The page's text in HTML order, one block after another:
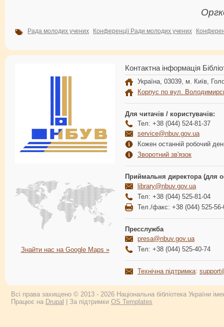
Рада молодих учених Конференції Ради молодих учених
Знайти нас на Google Maps »
Контактна інформація
Україна, 03039, м. Київ,
Корпус по вул.
Для читачів / користувачів:
Тел: +38 (044) 524-81-37
service@nbuv.gov.ua
Кожен останній робочий
Зворотний зв'язок
Приймальня директора (для
library@nbuv.gov.ua
Тел: +38 (044) 525-81-04
Тел./факс: +38 (044) 525-56-
Пресслужба
presa@nbuv.gov.ua
Тел: +38 (044) 525-40-74
Технічна підтримка:
Всі права захищено © 2013 - 2026 Національна бібліотека України
Працює на Drupal | За підтримки OS Templates